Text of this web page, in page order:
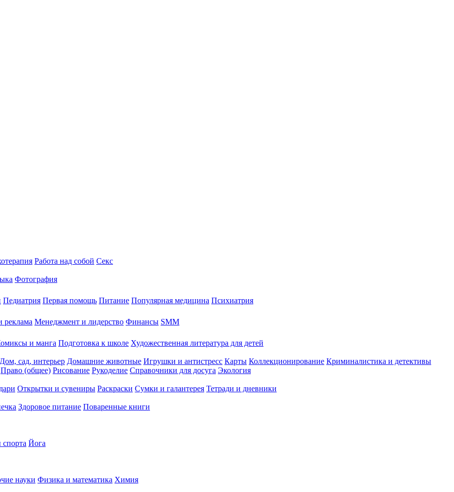
Работа над собой Секс
Фотография
Педиатрия Первая помощь Питание Популярная медицина Психиатрия
реклама Менеджмент и лидерство Финансы SMM
и манга Подготовка к школе Художественная литература для детей
Дом, сад, интерьер Домашние животные Игрушки и антистресс Карты Коллекционирование Криминалистика и детективы
Право (общее) Рисование Рукоделие Справочники для досуга Экология
Открытки и сувениры Раскраски Сумки и галантерея Тетради и дневники
Здоровое питание Поваренные книги
Йога
науки Физика и математика Химия